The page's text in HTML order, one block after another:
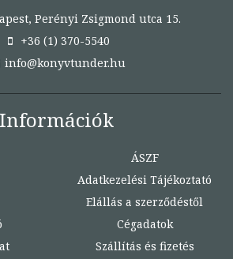
Perényi Zsigmond utca 15.
+36 (1) 370-5540
info@konyvtunder.hu
Információk
ÁSZF
Adatkezelési Tájékoztató
Elállás a szerződéstől
Cégadatok
Szállítás és fizetés